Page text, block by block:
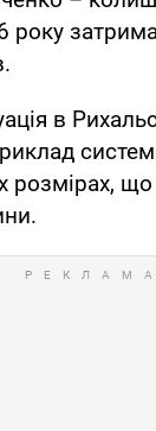
року
в
розмірах,